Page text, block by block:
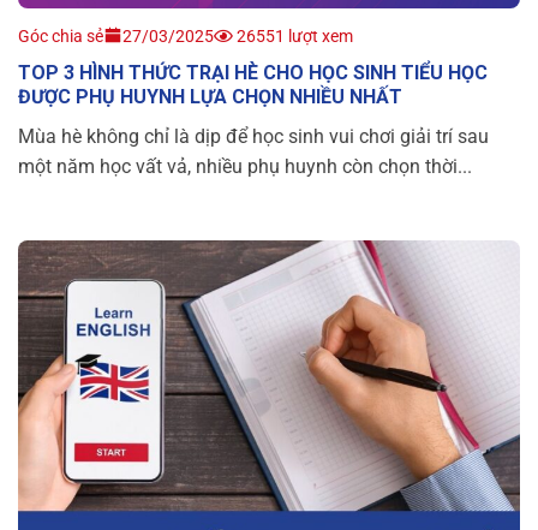
Góc chia sẻ 27/03/2025 26551 lượt xem
TOP 3 HÌNH THỨC TRẠI HÈ CHO HỌC SINH TIỂU HỌC
ĐƯỢC PHỤ HUYNH LỰA CHỌN NHIỀU NHẤT
Mùa hè không chỉ là dịp để học sinh vui chơi giải trí sau
một năm học vất vả, nhiều phụ huynh còn chọn thời...